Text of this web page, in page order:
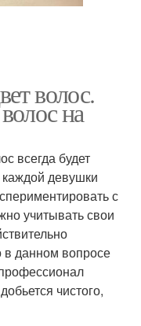
волос.
на
всегда будет
девушки
с
учитывать свои
данном вопросе
чистого,